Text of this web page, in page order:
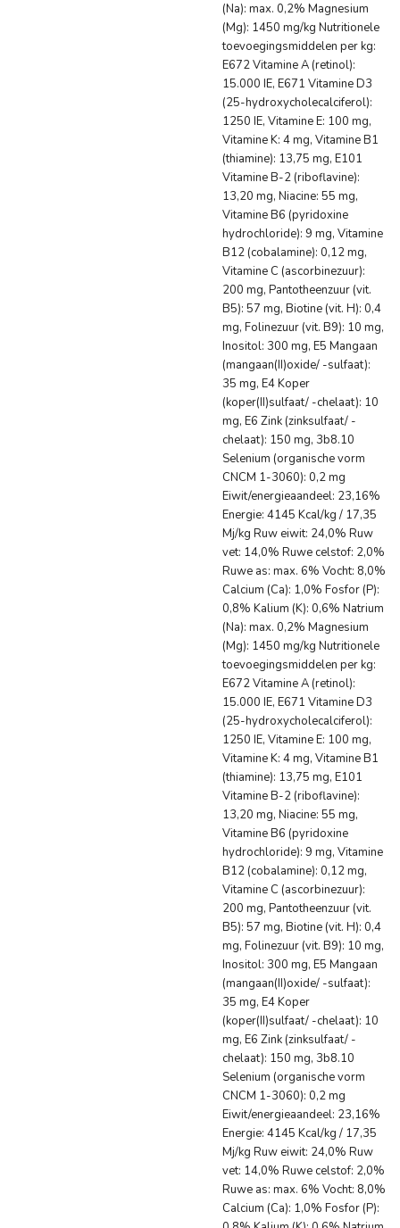
(Na): max. 0,2% Magnesium
(Mg): 1450 mg/kg Nutritionele
toevoegingsmiddelen per kg:
E672 Vitamine A (retinol):
15.000 IE, E671 Vitamine D3
(25-hydroxycholecalciferol):
1250 IE, Vitamine E: 100 mg,
Vitamine K: 4 mg, Vitamine B1
(thiamine): 13,75 mg, E101
Vitamine B-2 (riboflavine):
13,20 mg, Niacine: 55 mg,
Vitamine B6 (pyridoxine
hydrochloride): 9 mg, Vitamine
B12 (cobalamine): 0,12 mg,
Vitamine C (ascorbinezuur):
200 mg, Pantotheenzuur (vit.
B5): 57 mg, Biotine (vit. H): 0,4
mg, Folinezuur (vit. B9): 10 mg,
Inositol: 300 mg, E5 Mangaan
(mangaan(II)oxide/ -sulfaat):
35 mg, E4 Koper
(koper(II)sulfaat/ -chelaat): 10
mg, E6 Zink (zinksulfaat/ -
chelaat): 150 mg, 3b8.10
Selenium (organische vorm
CNCM 1-3060): 0,2 mg
Eiwit/energieaandeel: 23,16%
Energie: 4145 Kcal/kg / 17,35
Mj/kg Ruw eiwit: 24,0% Ruw
vet: 14,0% Ruwe celstof: 2,0%
Ruwe as: max. 6% Vocht: 8,0%
Calcium (Ca): 1,0% Fosfor (P):
0,8% Kalium (K): 0,6% Natrium
(Na): max. 0,2% Magnesium
(Mg): 1450 mg/kg Nutritionele
toevoegingsmiddelen per kg:
E672 Vitamine A (retinol):
15.000 IE, E671 Vitamine D3
(25-hydroxycholecalciferol):
1250 IE, Vitamine E: 100 mg,
Vitamine K: 4 mg, Vitamine B1
(thiamine): 13,75 mg, E101
Vitamine B-2 (riboflavine):
13,20 mg, Niacine: 55 mg,
Vitamine B6 (pyridoxine
hydrochloride): 9 mg, Vitamine
B12 (cobalamine): 0,12 mg,
Vitamine C (ascorbinezuur):
200 mg, Pantotheenzuur (vit.
B5): 57 mg, Biotine (vit. H): 0,4
mg, Folinezuur (vit. B9): 10 mg,
Inositol: 300 mg, E5 Mangaan
(mangaan(II)oxide/ -sulfaat):
35 mg, E4 Koper
(koper(II)sulfaat/ -chelaat): 10
mg, E6 Zink (zinksulfaat/ -
chelaat): 150 mg, 3b8.10
Selenium (organische vorm
CNCM 1-3060): 0,2 mg
Eiwit/energieaandeel: 23,16%
Energie: 4145 Kcal/kg / 17,35
Mj/kg Ruw eiwit: 24,0% Ruw
vet: 14,0% Ruwe celstof: 2,0%
Ruwe as: max. 6% Vocht: 8,0%
Calcium (Ca): 1,0% Fosfor (P):